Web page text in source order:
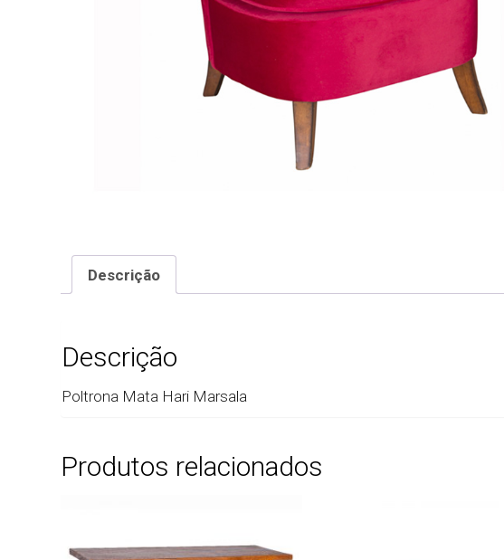
Descrição
Descrição
Poltrona Mata Hari Marsala
Produtos relacionados